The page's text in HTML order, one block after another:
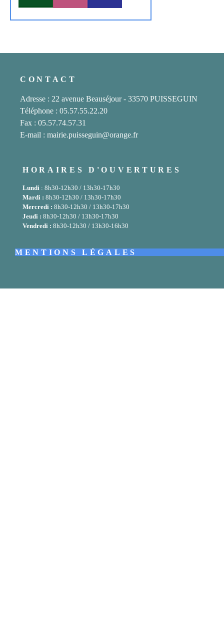
CONTACT
Adresse : 22 avenue Beauséjour - 33570 PUISSEGUIN
Téléphone : 05.57.55.22.20
Fax : 05.57.74.57.31
E-mail : mairie.puisseguin@orange.fr
HORAIRES D'OUVERTURES
Lundi : 8h30-12h30 / 13h30-17h30
Mardi : 8h30-12h30 / 13h30-17h30
Mercredi : 8h30-12h30 / 13h30-17h30
Jeudi : 8h30-12h30 / 13h30-17h30
Vendredi : 8h30-12h30 / 13h30-16h30
MENTIONS LÉGALES